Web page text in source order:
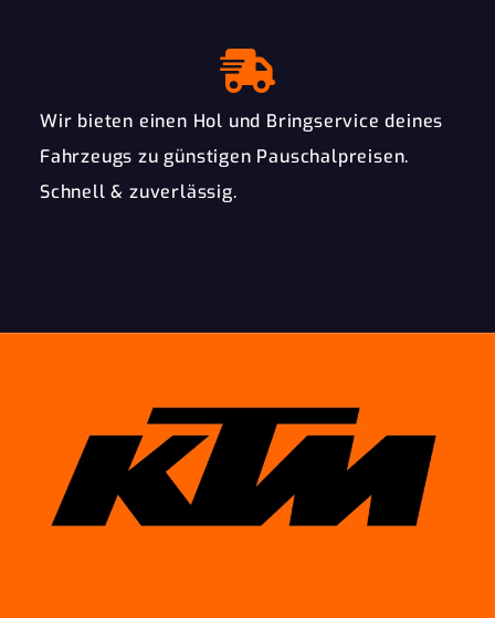
Wir bieten einen Hol und Bringservice deines
Fahrzeugs zu günstigen Pauschalpreisen.
Schnell & zuverlässig.